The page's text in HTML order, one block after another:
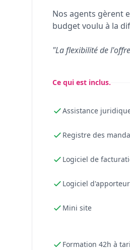
Nos agents gèrent
budget voulu à la
"La flexibilité de
Ce qui est inclus.
Assistance
Registre des
Logiciel de
Logiciel
Mini site
Formation 42h à